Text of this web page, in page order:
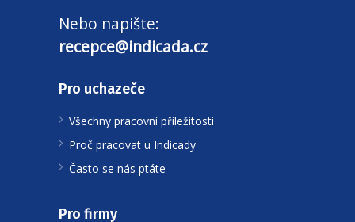
Nebo napište:
recepce@indicada.cz
Pro uchazeče
Všechny pracovní příležitosti
Proč pracovat u Indicady
Často se nás ptáte
Pro firmy